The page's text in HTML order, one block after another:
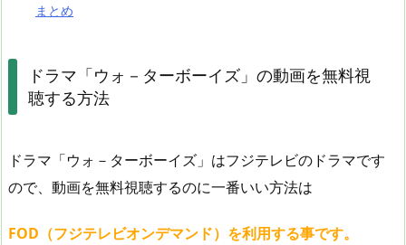
まとめ
ドラマ「ウォ－ターボーイズ」の動画を無料視
聴する方法
ドラマ「ウォ－ターボーイズ」はフジテレビのドラマです
ので、動画を無料視聴するのに一番いい方法は
FOD（フジテレビオンデマンド）を利用する事です。